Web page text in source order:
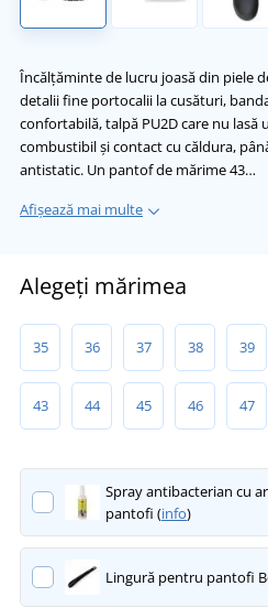
Încălțăminte de lucru joasă din piele
detalii fine portocalii la cusături,
confortabilă, talpă PU2D care nu lasă
combustibil și contact cu căldura,
antistatic. Un pantof de mărime 43…
Afișează mai multe
Alegeți mărimea
35 36 37 38 39
43 44 45 46 47
Spray antibacterian cu
pantofi (info)
Lingură pentru pantofi